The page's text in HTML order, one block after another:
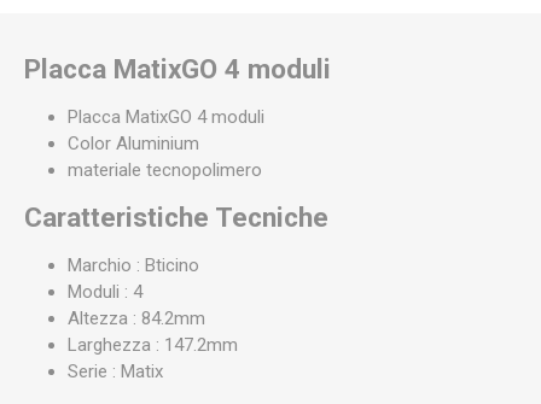
Placca MatixGO 4 moduli
Placca MatixGO 4 moduli
Color Aluminium
materiale tecnopolimero
Caratteristiche Tecniche
Marchio : Bticino
Moduli : 4
Altezza : 84.2mm
Larghezza : 147.2mm
Serie : Matix